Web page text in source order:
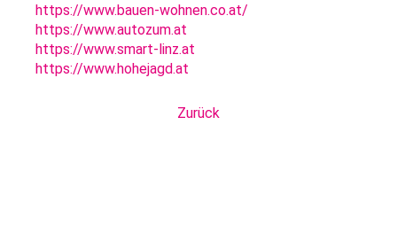
https://www.bauen-wohnen.co.at/
https://www.autozum.at
https://www.smart-linz.at
https://www.hohejagd.at
Zurück